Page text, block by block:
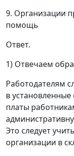
9. Организации
помощь
Ответ.
1) Отвечаем
Работодателям
в
платы
Это следует
организации в